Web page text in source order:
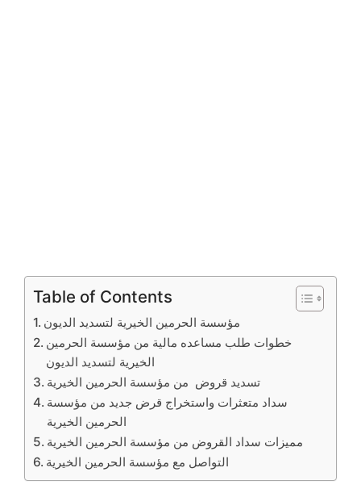
Table of Contents
مؤسسة الحرمين الخيرية لتسديد الديون
خطوات طلب مساعده مالية من مؤسسة الحرمين
الخيرية لتسديد الديون
تسديد قروض من مؤسسة الحرمين الخيرية
سداد متعثرات واستخراج قرض جديد من مؤسسة
الحرمين الخيرية
مميزات سداد القروض من مؤسسة الحرمين الخيرية
التواصل مع مؤسسة الحرمين الخيرية